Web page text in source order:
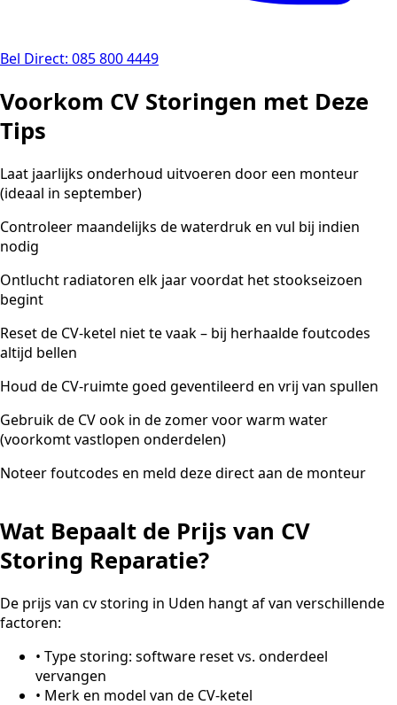
Bel Direct: 085 800 4449
Voorkom CV Storingen met Deze
Tips
Laat jaarlijks onderhoud uitvoeren door een monteur
(ideaal in september)
Controleer maandelijks de waterdruk en vul bij indien
nodig
Ontlucht radiatoren elk jaar voordat het stookseizoen
begint
Reset de CV-ketel niet te vaak – bij herhaalde foutcodes
altijd bellen
Houd de CV-ruimte goed geventileerd en vrij van spullen
Gebruik de CV ook in de zomer voor warm water
(voorkomt vastlopen onderdelen)
Noteer foutcodes en meld deze direct aan de monteur
Wat Bepaalt de Prijs van CV
Storing Reparatie?
De prijs van cv storing in Uden hangt af van verschillende
factoren:
• Type storing: software reset vs. onderdeel
vervangen
• Merk en model van de CV-ketel